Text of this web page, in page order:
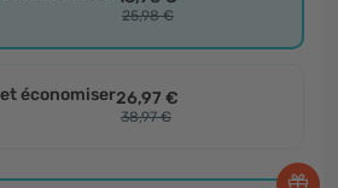
25,98 €
économiser26,97 €
38,97 €